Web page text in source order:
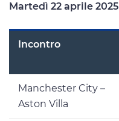
Martedì 22 aprile 2025
Incontro
Manchester City –
Aston Villa